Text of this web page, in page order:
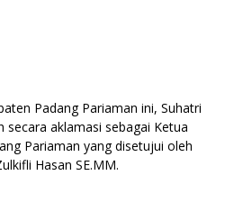
Padang Pariaman ini, Suhatri
secara aklamasi sebagai Ketua
Pariaman yang disetujui oleh
Hasan SE.MM.